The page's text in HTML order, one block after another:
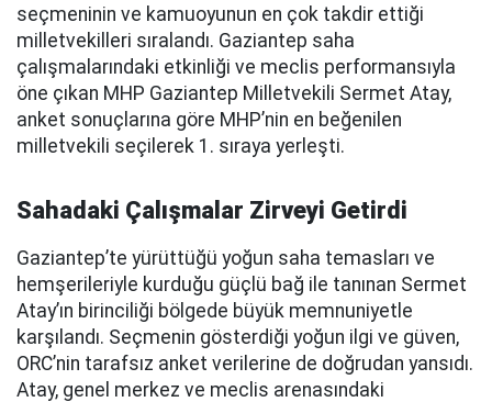
seçmeninin ve kamuoyunun en çok takdir ettiği
milletvekilleri sıralandı. Gaziantep saha
çalışmalarındaki etkinliği ve meclis performansıyla
öne çıkan MHP Gaziantep Milletvekili Sermet Atay,
anket sonuçlarına göre MHP’nin en beğenilen
milletvekili seçilerek 1. sıraya yerleşti.
Sahadaki Çalışmalar Zirveyi Getirdi
Gaziantep’te yürüttüğü yoğun saha temasları ve
hemşerileriyle kurduğu güçlü bağ ile tanınan Sermet
Atay’ın birinciliği bölgede büyük memnuniyetle
karşılandı. Seçmenin gösterdiği yoğun ilgi ve güven,
ORC’nin tarafsız anket verilerine de doğrudan yansıdı.
Atay, genel merkez ve meclis arenasındaki